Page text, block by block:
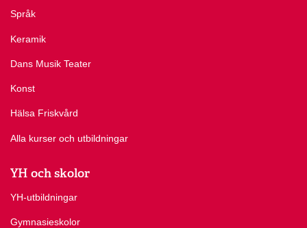
Språk
Keramik
Dans Musik Teater
Konst
Hälsa Friskvård
Alla kurser och utbildningar
YH och skolor
YH-utbildningar
Gymnasieskolor